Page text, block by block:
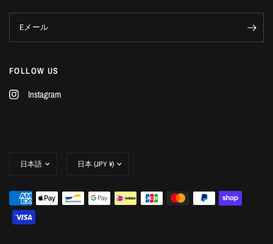
Eメール
FOLLOW US
Instagram